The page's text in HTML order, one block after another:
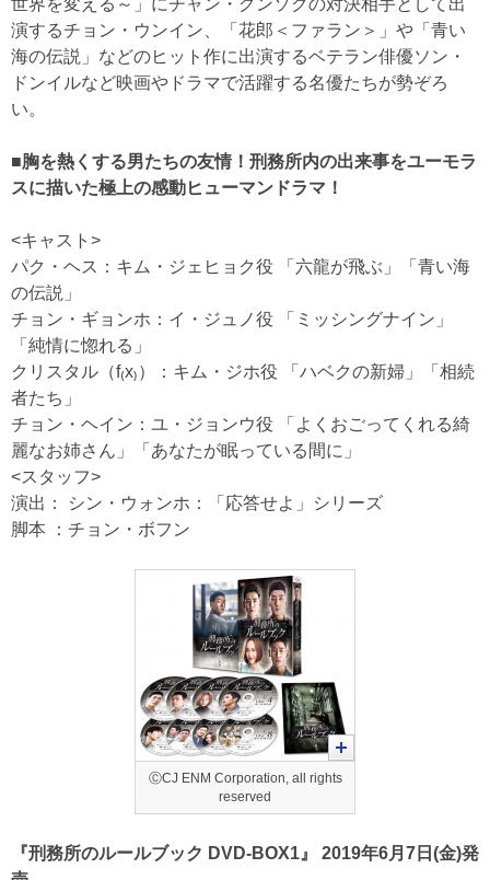
世界を変える～」にチャン・グンソクの対決相手として出
演するチョン・ウンイン、「花郎＜ファラン＞」や「青い
海の伝説」などのヒット作に出演するベテラン俳優ソン・
ドンイルなど映画やドラマで活躍する名優たちが勢ぞろ
い。
■胸を熱くする男たちの友情！刑務所内の出来事をユーモラ
スに描いた極上の感動ヒューマンドラマ！
<キャスト>
パク・ヘス：キム・ジェヒョク役 「六龍が飛ぶ」「青い海
の伝説」
チョン・ギョンホ：イ・ジュノ役 「ミッシングナイン」
「純情に惚れる」
クリスタル（f₍x₎）：キム・ジホ役 「ハベクの新婦」「相続
者たち」
チョン・ヘイン：ユ・ジョンウ役 「よくおごってくれる綺
麗なお姉さん」「あなたが眠っている間に」
<スタッフ>
演出： シン・ウォンホ：「応答せよ」シリーズ
脚本 ：チョン・ボフン
ⒸCJ ENM Corporation, all rights
reserved
『刑務所のルールブック DVD-BOX1』 2019年6月7日(金)発